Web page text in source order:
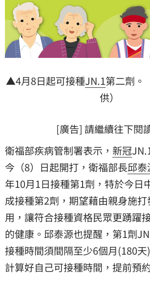
▲4月8日起可接種JN.1第二劑。
供）
[廣告] 請繼續往下閱
衛福部疾病管制署表示， 新冠
今（8）日起開打，衛福部長邱泰
年10月1日接種第1劑，特於今日
成接種第2劑，期望藉由親身施
用，讓符合接種資格民眾更踴躍
的健康。邱泰源也提醒，第1劑
接種時間須間隔至少6個月(180
計算好自己可接種時間，提前預